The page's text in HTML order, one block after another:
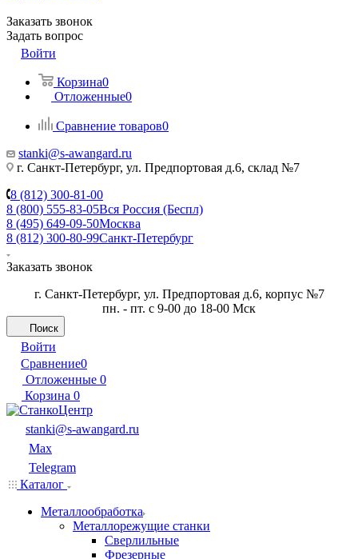
Заказать звонок
Задать вопрос
Войти
Корзина0
Отложенные0
Сравнение товаров0
stanki@s-awangard.ru
г. Санкт-Петербург, ул. Предпортовая д.6, склад №7
8 (812) 300-81-00
8 (800) 555-83-05Вся Россия (Беспл)
8 (495) 649-09-50Москва
8 (812) 300-80-99Санкт-Петербург
Заказать звонок
г. Санкт-Петербург, ул. Предпортовая д.6, корпус №7
пн. - пт. с 9-00 до 18-00 Мск
Поиск
Войти
Сравнение0
Отложенные 0
Корзина 0
stanki@s-awangard.ru
Max
Telegram
Каталог
Металлообработка
Металлорежущие станки
Сверлильные
Фрезерные